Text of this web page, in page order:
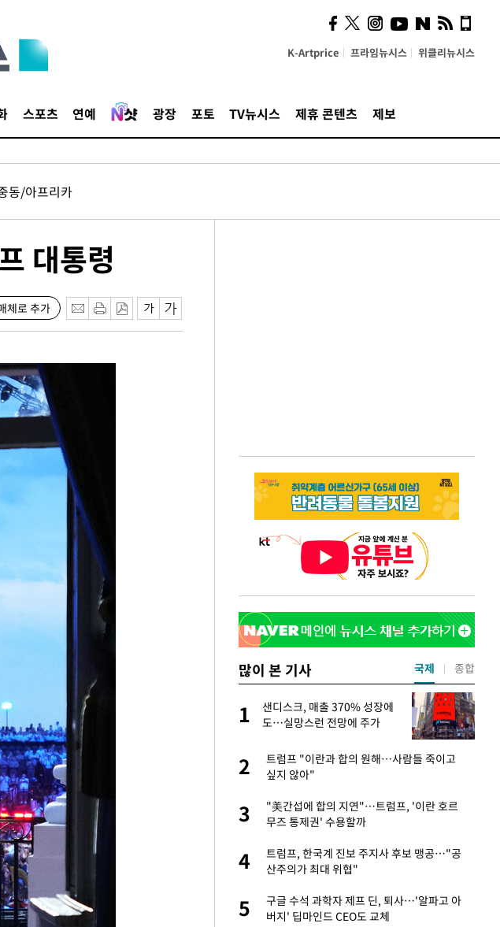
K-Artprice 프라임뉴시스 위클리뉴시스
스포츠 연예 광장 포토 TV뉴시스 제휴 콘텐츠 제보
동/아프리카
대통령
체로 추가
많이 본 기사
1
정보석 "황정음 전 남편 서글
서글한 인상이었는데…"
2
황기순 "원정 도박으로 전 재산 잃고 필리핀
도피"
3
이승기 측 "차가원 전세금 미반환은 고도의
사기 수법…엄벌 원해"
4
정부, 전 산업에 'AI 옷' 입힌다…AI 로봇 연
5 바다, 워터밤 공개저격 "말이 안 된다"
1
샌디스크, 매출 370% 성장에
도…실망스런 전망에 주가
2
트럼프 "이란과 합의 원해…사람들 죽이고
싶지 않아"
3
"美간섭에 합의 지연"…트럼프, '이란 호르
무즈 통제권' 수용할까
4
트럼프, 한국계 진보 주지사 후보 맹공…"공
산주의가 최대 위협"
5
구글 수석 과학자 제프 딘, 퇴사…'알파고 아
버지' 딥마인드 CEO도 교체
국제 종합